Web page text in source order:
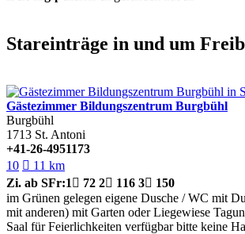
Stareinträge in und um
Gästezimmer Bildungszentrum Burgbühl
Burgbühl
1713 St. Antoni
+41-26-4951173
10  11 km
Zi. ab SFr:1  72 2 116 3 150
im Grünen gelegen eigene Dusche / WC mit
mit anderen) mit Garten oder Liegewiese
Saal für Feierlichkeiten verfügbar bitte keine